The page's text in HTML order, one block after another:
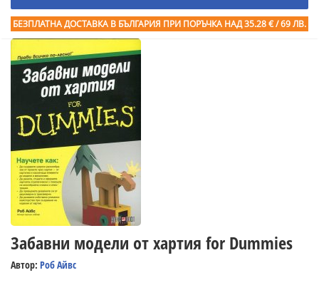
БЕЗПЛАТНА ДОСТАВКА В БЪЛГАРИЯ ПРИ ПОРЪЧКА НАД 35.28 € / 69 ЛВ.
Забавни модели от хартия for Dummies
Автор: Роб Айвс